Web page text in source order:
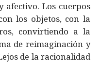
afectivo. Los cuerpos
los objetos, con la
convirtiendo a la
de reimaginación y
de la racionalidad